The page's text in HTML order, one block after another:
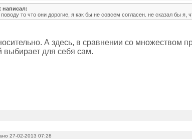
написал:
то что они дорогие, я как бы не совсем согласен. не сказал бы я,
А здесь, в сравнении со множеством
выбирает для себя сам.
27-02-2013 07:28